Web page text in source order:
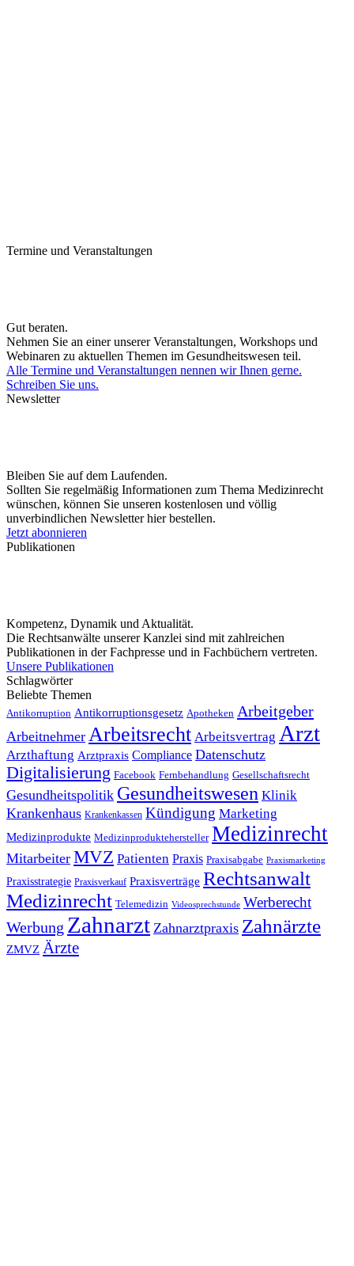
Termine und Veranstaltungen
Gut beraten.
Nehmen Sie an einer unserer Veranstaltungen, Workshops und
Webinaren zu aktuellen Themen im Gesundheitswesen teil.
Alle Termine und Veranstaltungen nennen wir Ihnen gerne.
Schreiben Sie uns.
Newsletter
Bleiben Sie auf dem Laufenden.
Sollten Sie regelmäßig Informationen zum Thema Medizinrecht
wünschen, können Sie unseren kostenlosen und völlig
unverbindlichen Newsletter hier bestellen.
Jetzt abonnieren
Publikationen
Kompetenz, Dynamik und Aktualität.
Die Rechtsanwälte unserer Kanzlei sind mit zahlreichen
Publikationen in der Fachpresse und in Fachbüchern vertreten.
Unsere Publikationen
Schlagwörter
Beliebte Themen
Antikorruption Antikorruptionsgesetz Apotheken Arbeitgeber
Arbeitnehmer Arbeitsrecht Arbeitsvertrag Arzt
Arzthaftung Arztpraxis Compliance Datenschutz
Digitalisierung Facebook Fernbehandlung Gesellschaftsrecht
Gesundheitspolitik Gesundheitswesen Klinik
Krankenhaus Krankenkassen Kündigung Marketing
Medizinprodukte Medizinproduktehersteller Medizinrecht
Mitarbeiter MVZ Patienten Praxis Praxisabgabe Praxismarketing
Praxisstrategie Praxisverkauf Praxisverträge Rechtsanwalt
Medizinrecht Telemedizin Videosprechstunde Werberecht
Werbung Zahnarzt Zahnarztpraxis Zahnärzte
ZMVZ Ärzte